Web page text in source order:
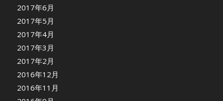
2017年6月
2017年5月
2017年4月
2017年3月
2017年2月
2016年12月
2016年11月